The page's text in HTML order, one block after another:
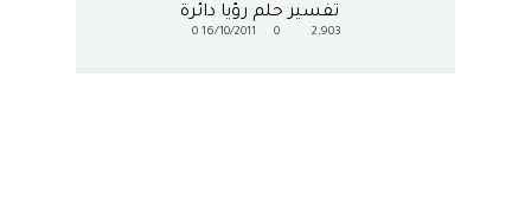
تفسير حلم رؤيا دائرة
2,903
16/10/2011
0